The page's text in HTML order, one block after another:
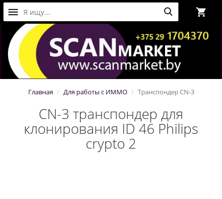
Главная Для работы с ИММО Транспондер CN-3
CN-3 транспондер для
клонирования ID 46 Philips
crypto 2